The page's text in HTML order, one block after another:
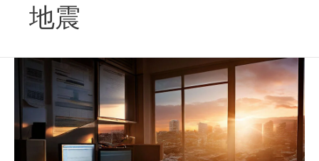
地震
如
何